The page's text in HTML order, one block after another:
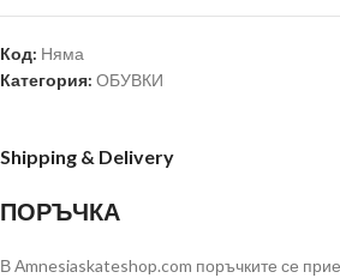
Код: Няма
Категория: ОБУВКИ
Shipping & Delivery
ПОРЪЧКА
В Аmnesiaskateshop.com поръчките се